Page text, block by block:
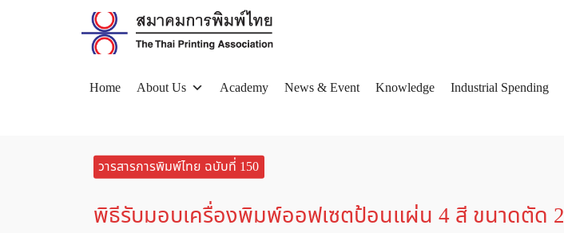
Home About Us Academy News & Event Knowledge Industrial Spending
วารสารการพิมพ์ไทย ฉบับที่ 150
พิธีรับมอบเครื่องพิมพ์ออฟเซตป้อนแผ่น 4 สี ขนาดตัด 2